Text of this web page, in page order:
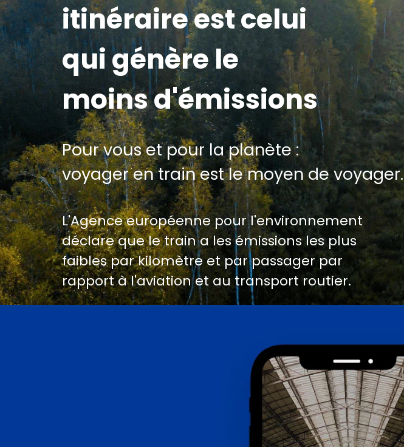
itinéraire est celui
qui génère le
moins d'émissions
Pour vous et pour la planète :
voyager en train est le moyen de voyager.
L'Agence européenne pour l'environnement
déclare que le train a les émissions les plus
faibles par kilomètre et par passager par
rapport à l'aviation et au transport routier.